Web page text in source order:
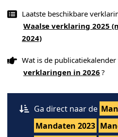
Laatste beschikbare
Waalse verklaring 2025
2024)
Wat is de
verklaringen in 2026 ?
Ga direct naar de
Mandaten 2023